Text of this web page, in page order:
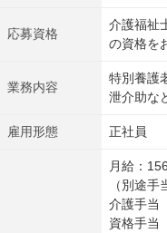
応募資格
介護福祉
の資格を
業務内容
特別養護
泄介助な
雇用形態 正社員
月給：
（別途手
介護手当
資格手当